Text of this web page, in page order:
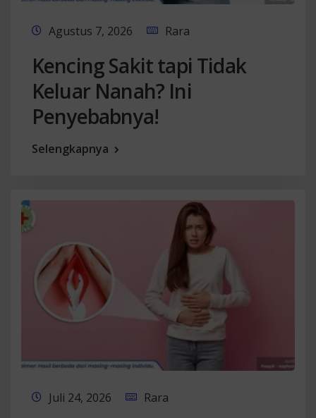
Agustus 7, 2026 Rara
Kencing Sakit tapi Tidak
Keluar Nanah? Ini
Penyebabnya!
Selengkapnya
Juli 24, 2026 Rara